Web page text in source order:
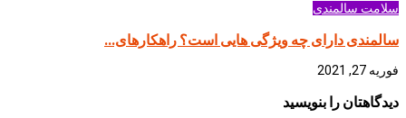
سلامت سالمندی
سالمندی دارای چه ویژگی هایی است؟ راهکارهای...
فوریه 27, 2021
دیدگاهتان را بنویسید